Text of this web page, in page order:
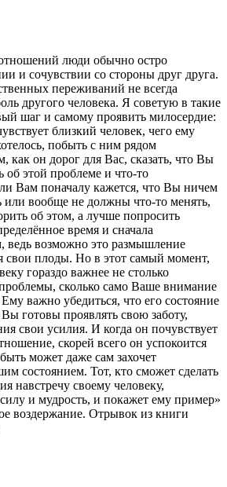
люди обычно остро
и сочувствии со стороны друг друга.
переживаний не всегда
другого человека. Я советую в такие
шаг и самому проявить милосердие:
близкий человек, чего ему
побыть с ним рядом
как он дорог для Вас, сказать, что Вы
об этой проблеме и что-то
Вам поначалу кажется, что Вы ничем
вообще не должны что-то менять,
об этом, а лучше попросить
время и сначала
ведь возможно это размышление
свои плоды. Но в этот самый момент,
гораздо важнее не столько
сколько само Ваше внимание
важно убедиться, что его состояние
готовы проявлять свою заботу,
свои усилия. И когда он почувствует
скорей всего он успокоится
может даже сам захочет
состоянием. Тот, кто сможет сделать
навстречу своему человеку,
и мудрость, и покажет ему пример»
воздержание. Отрывок из книги